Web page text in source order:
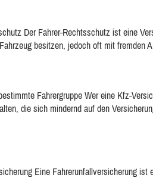
Der Fahrer-Rechtsschutz ist eine
besitzen, jedoch oft mit fremden
Fahrergruppe Wer eine Kfz-
die sich mindernd auf den
Eine Fahrerunfallversicherung